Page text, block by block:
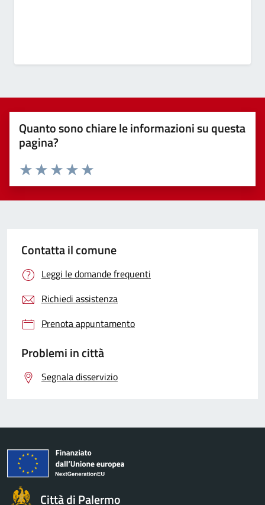
Quanto sono chiare le informazioni su questa
pagina?
Valuta 5 stelle su 5
Valuta 4 stelle su 5
Valuta 3 stelle su 5
Valuta 2 stelle su 5
Valuta 1 stelle su 5
Contatta il comune
Leggi le domande frequenti
Richiedi assistenza
Prenota appuntamento
Problemi in città
Segnala disservizio
Città di Palermo